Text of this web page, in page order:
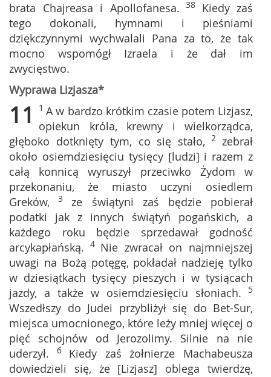
brata Chajreasa i Apollofanesa. 38 Kiedy zaś
tego dokonali, hymnami i pieśniami
dziękczynnymi wychwalali Pana za to, że tak
mocno wspomógł Izraela i że dał im
zwycięstwo.
Wyprawa Lizjasza*
11 1 A w bardzo krótkim czasie potem Lizjasz,
opiekun króla, krewny i wielkorządca,
głęboko dotknięty tym, co się stało, 2 zebrał
około osiemdziesięciu tysięcy [ludzi] i razem z
całą konnicą wyruszył przeciwko Żydom w
przekonaniu, że miasto uczyni osiedlem
Greków, 3 ze świątyni zaś będzie pobierał
podatki jak z innych świątyń pogańskich, a
każdego roku będzie sprzedawał godność
arcykapłańską. 4 Nie zwracał on najmniejszej
uwagi na Bożą potęgę, pokładał nadzieję tylko
w dziesiątkach tysięcy pieszych i w tysiącach
jazdy, a także w osiemdziesięciu słoniach. 5
Wszedłszy do Judei przybliżył się do Bet-Sur,
miejsca umocnionego, które leży mniej więcej o
pięć schojnów od Jerozolimy. Silnie na nie
uderzył. 6 Kiedy zaś żołnierze Machabeusza
dowiedzieli się, że [Lizjasz] oblega twierdzę,